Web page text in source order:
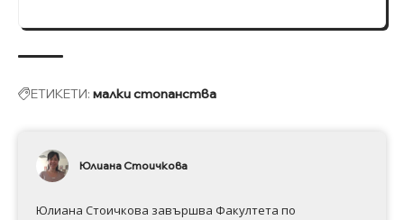
ЕТИКЕТИ: малки стопанства
Юлиана Стоичкова
Юлиана Стоичкова завършва Факултета по